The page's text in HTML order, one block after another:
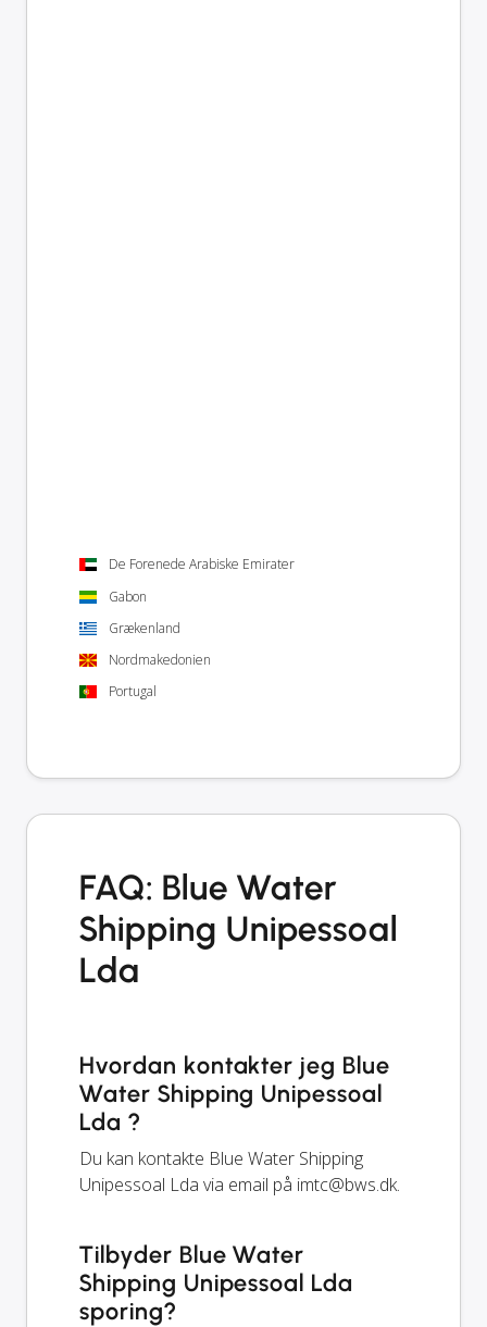
De Forenede Arabiske Emirater
Gabon
Grækenland
Nordmakedonien
Portugal
FAQ: Blue Water
Shipping Unipessoal
Lda
Hvordan kontakter jeg Blue
Water Shipping Unipessoal
Lda ?
Du kan kontakte Blue Water Shipping
Unipessoal Lda via email på imtc@bws.dk.
Tilbyder Blue Water
Shipping Unipessoal Lda
sporing?